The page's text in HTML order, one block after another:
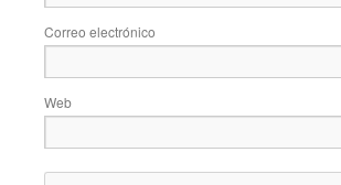
Correo electrónico
Web